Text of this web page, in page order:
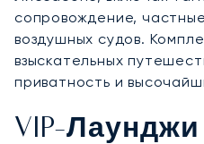
сопровождение,
воздушных судов.
взыскательных
приватность и
VIP-